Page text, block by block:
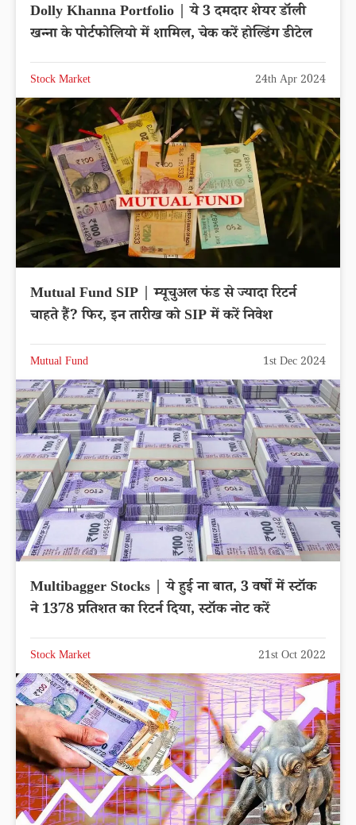
Dolly Khanna Portfolio | ये 3 दमदार शेयर डॉली
खन्‍ना के पोर्टफोलियो में शामिल, चेक करें होल्डिंग डीटेल
Stock Market 24th Apr 2024
Mutual Fund SIP | म्यूचुअल फंड से ज्यादा रिटर्न
चाहते हैं? फिर, इन तारीख को SIP में करें निवेश
Mutual Fund 1st Dec 2024
Multibagger Stocks | ये हुई ना बात, 3 वर्षों में स्टॉक
ने 1378 प्रतिशत का रिटर्न दिया, स्टॉक नोट करें
Stock Market 21st Oct 2022